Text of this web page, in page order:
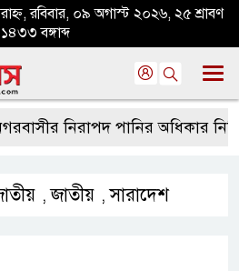
রবিবার, ০৯ অগাস্ট ২০২৬, ২৫ শ্রাবণ
১৪৩৩ বঙ্গাব্দ
নিরাপদ পানির অধিকার নিশ্চিত
,জাতীয় ,সারাদেশ